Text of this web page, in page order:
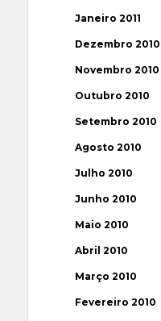
Janeiro 2011
Dezembro 2010
Novembro 2010
Outubro 2010
Setembro 2010
Agosto 2010
Julho 2010
Junho 2010
Maio 2010
Abril 2010
Março 2010
Fevereiro 2010